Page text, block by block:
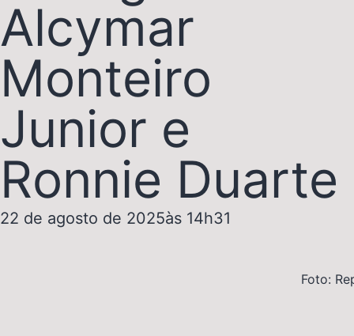
Alcymar
Monteiro
Junior e
Ronnie Duarte
22 de agosto de 2025às 14h31
Foto: